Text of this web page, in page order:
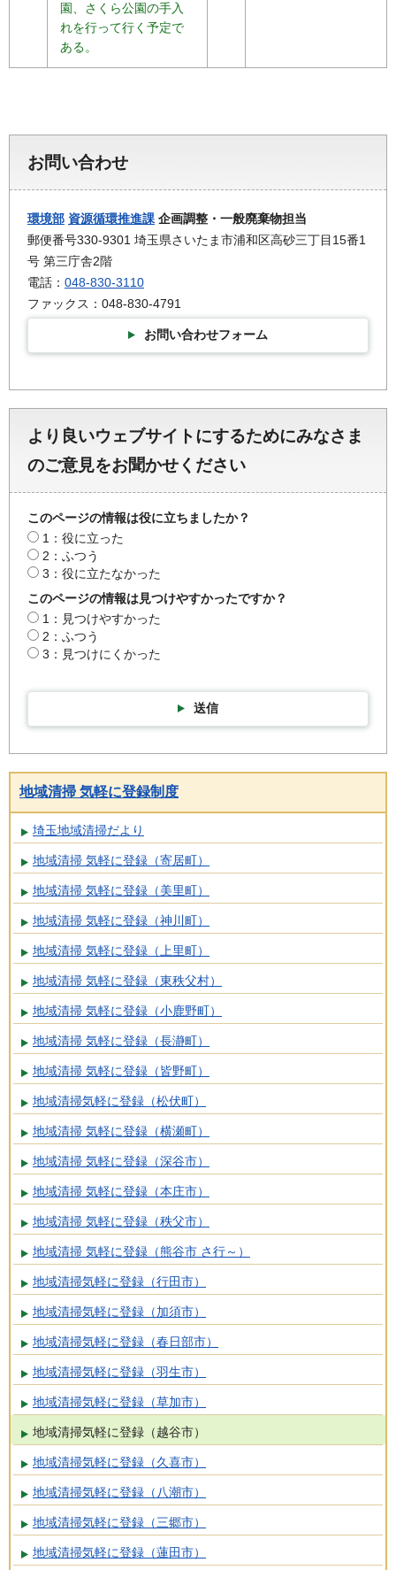
園、さくら公園の手入
れを行って行く予定で
ある。
お問い合わせ
環境部 資源循環推進課 企画調整・一般廃棄物担当
郵便番号330-9301 埼玉県さいたま市浦和区高砂三丁目15番1
号 第三庁舎2階
電話： 048-830-3110
ファックス：048-830-4791
お問い合わせフォーム
より良いウェブサイトにするためにみなさま
のご意見をお聞かせください
このページの情報は役に立ちましたか？
1：役に立った
2：ふつう
3：役に立たなかった
このページの情報は見つけやすかったですか？
1：見つけやすかった
2：ふつう
3：見つけにくかった
送信
地域清掃 気軽に登録制度
埼玉地域清掃だより
地域清掃 気軽に登録（寄居町）
地域清掃 気軽に登録（美里町）
地域清掃 気軽に登録（神川町）
地域清掃 気軽に登録（上里町）
地域清掃 気軽に登録（東秩父村）
地域清掃 気軽に登録（小鹿野町）
地域清掃 気軽に登録（長瀞町）
地域清掃 気軽に登録（皆野町）
地域清掃気軽に登録（松伏町）
地域清掃 気軽に登録（横瀬町）
地域清掃 気軽に登録（深谷市）
地域清掃 気軽に登録（本庄市）
地域清掃 気軽に登録（秩父市）
地域清掃 気軽に登録（熊谷市 さ行～）
地域清掃気軽に登録（行田市）
地域清掃気軽に登録（加須市）
地域清掃気軽に登録（春日部市）
地域清掃気軽に登録（羽生市）
地域清掃気軽に登録（草加市）
地域清掃気軽に登録（越谷市）
地域清掃気軽に登録（久喜市）
地域清掃気軽に登録（八潮市）
地域清掃気軽に登録（三郷市）
地域清掃気軽に登録（蓮田市）